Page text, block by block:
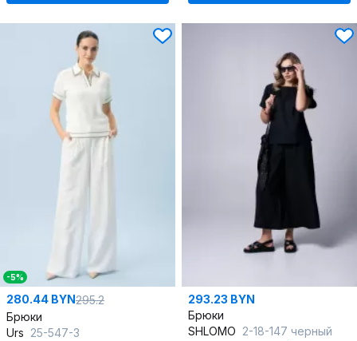
-5%
280.44 BYN295.2
Брюки
Urs 25-547-3
293.23 BYN
Брюки
SHLOMO 2-18-147 черный